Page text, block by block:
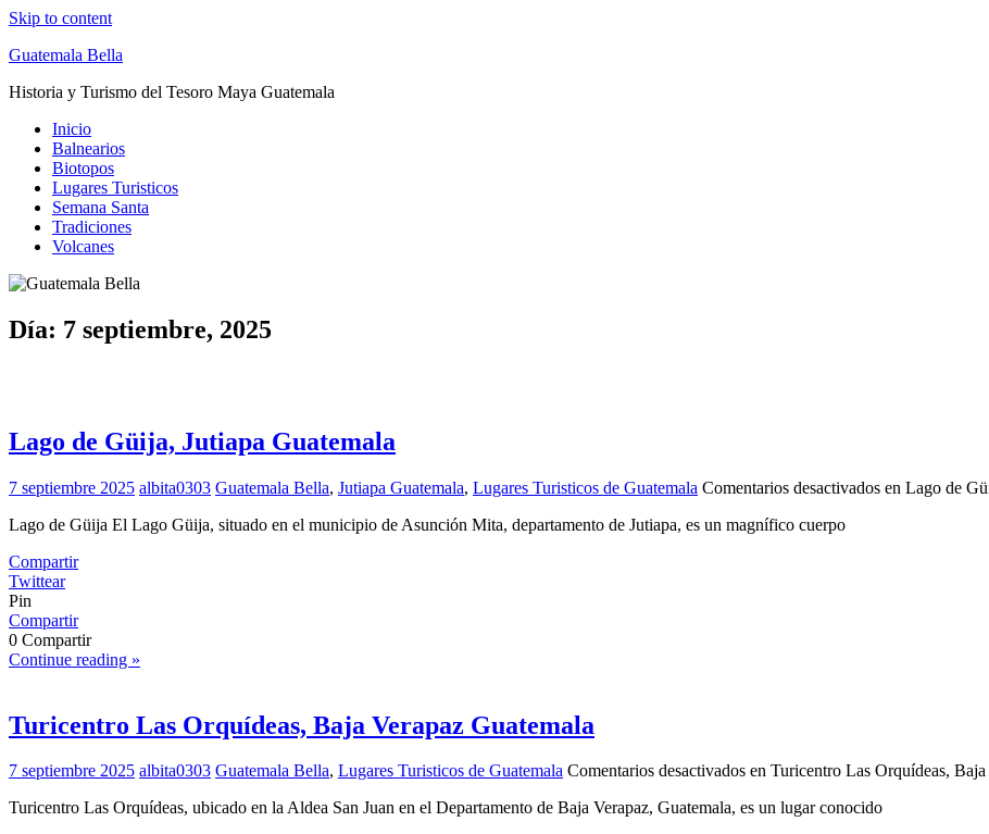
Skip to content
Guatemala Bella
Historia y Turismo del Tesoro Maya Guatemala
Inicio
Balnearios
Biotopos
Lugares Turisticos
Semana Santa
Tradiciones
Volcanes
Día: 7 septiembre, 2025
Lago de Güija, Jutiapa Guatemala
7 septiembre 2025 albita0303 Guatemala Bella, Jutiapa Guatemala, Lugares Turisticos de Guatemala Comentarios desactivados en Lago de
Lago de Güija El Lago Güija, situado en el municipio de Asunción Mita, departamento de Jutiapa, es un magnífico cuerpo
Compartir
Twittear
Pin
Compartir
0 Compartir
Continue reading »
Turicentro Las Orquídeas, Baja Verapaz Guatemala
7 septiembre 2025 albita0303 Guatemala Bella, Lugares Turisticos de Guatemala Comentarios desactivados en Turicentro Las Orquídeas,
Turicentro Las Orquídeas, ubicado en la Aldea San Juan en el Departamento de Baja Verapaz, Guatemala, es un lugar conocido